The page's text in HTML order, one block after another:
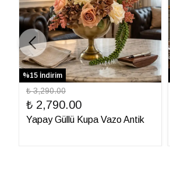
%15 İndirim
₺ 3,290.00
₺ 2,790.00
Yapay Güllü Kupa Vazo Antik